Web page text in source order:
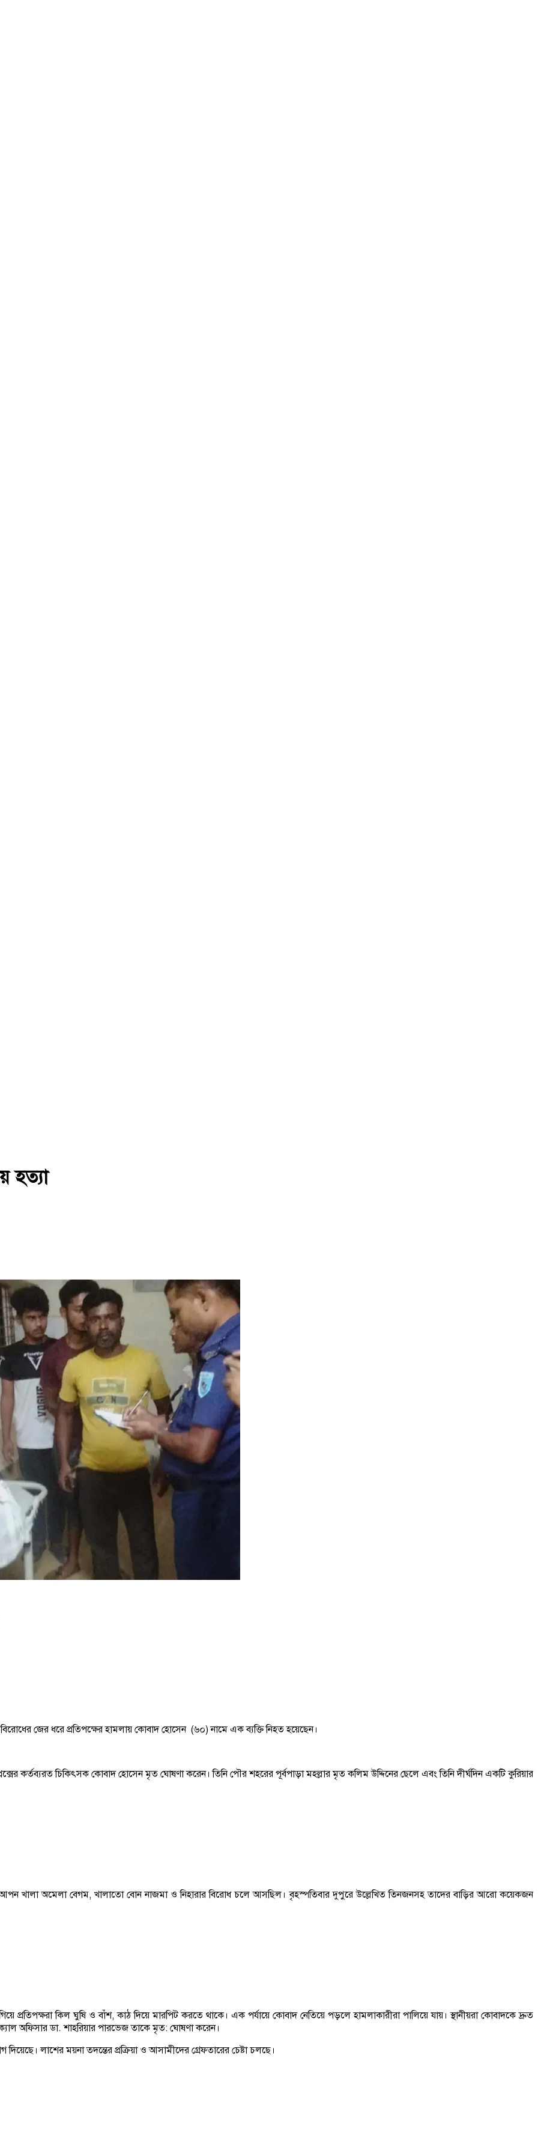
হত্যা
জের ধরে প্রতিপক্ষের হামলায় কোবাদ হোসেন (৬০) নামে এক ব্যক্তি নিহত হয়েছেন।
কর্তব্যরত চিকিৎসক কোবাদ হোসেন মৃত ঘোষণা করেন। তিনি পৌর শহরের পূর্বপাড়া মহল্লার মৃত কলিম উদ্দিনের ছেলে এবং তিনি দীর্ঘদিন একটি কুরিয়ার
আপন খালা অমেলা বেগম, খালাতো বোন নাজমা ও নিহারার বিরোধ চলে আসছিল। বৃহস্পতিবার দুপুরে উল্লেখিত তিনজনসহ তাদের বাড়ির আরো কয়েকজন
প্রতিপক্ষরা কিল ঘুষি ও বাঁশ, কাঠ দিয়ে মারপিট করতে থাকে। এক পর্যায়ে কোবাদ নেতিয়ে পড়লে হামলাকারীরা পালিয়ে যায়। স্থানীয়রা কোবাদকে দ্রুত
অফিসার ডা. শাহরিয়ার পারভেজ তাকে মৃত: ঘোষণা করেন।
লাশের ময়না তদন্তের প্রক্রিয়া ও আসামীদের গ্রেফতারের চেষ্টা চলছে।